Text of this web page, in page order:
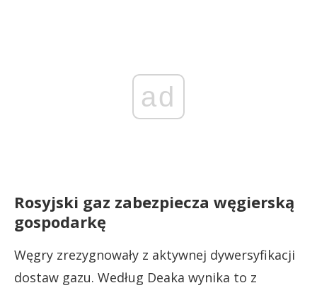
ad
Rosyjski gaz zabezpiecza węgierską
gospodarkę
Węgry zrezygnowały z aktywnej dywersyfikacji
dostaw gazu. Według Deaka wynika to z